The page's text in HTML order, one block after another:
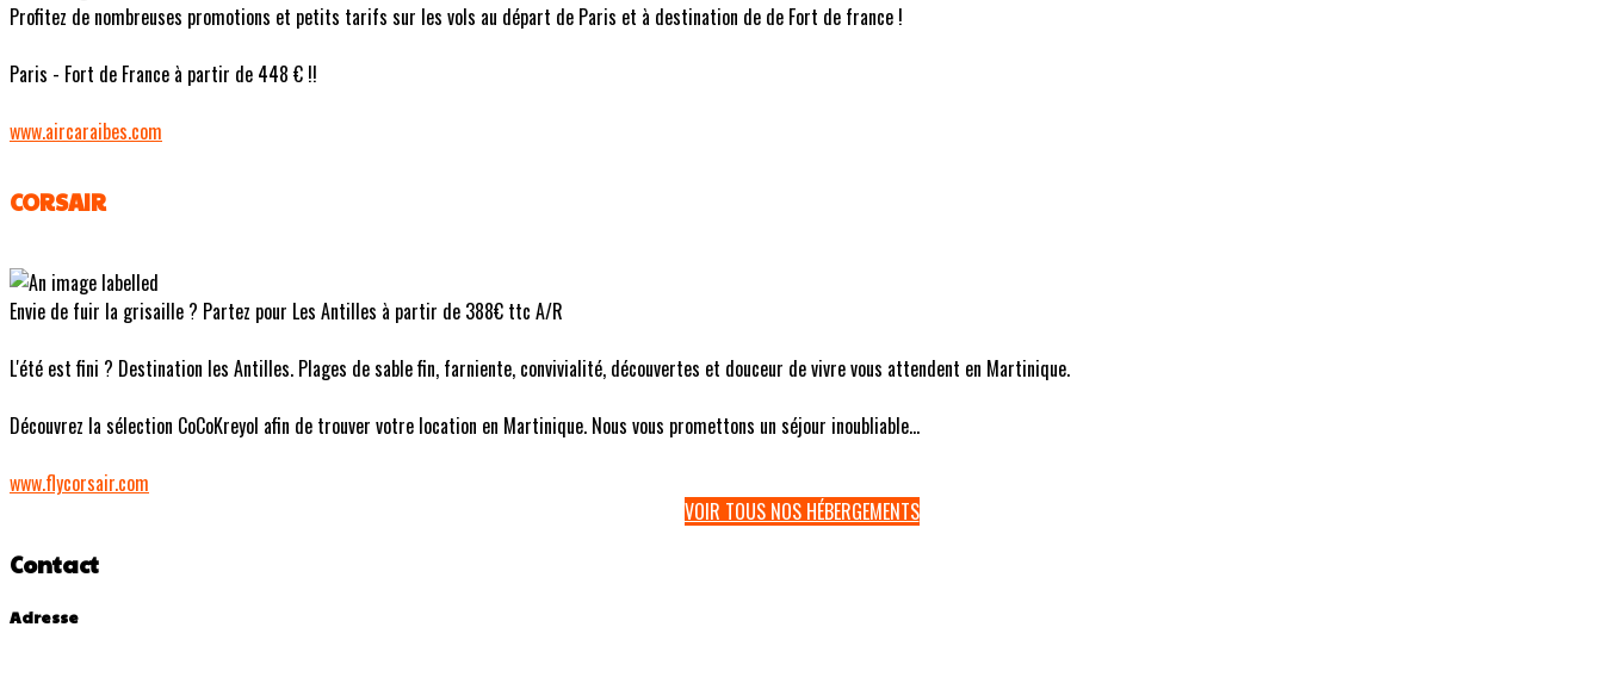
Profitez de nombreuses promotions et petits tarifs sur les vols au départ de Paris et à destination de de Fort de france !
Paris - Fort de France à partir de 448 € !!
www.aircaraibes.com
CORSAIR
Envie de fuir la grisaille ? Partez pour Les Antilles à partir de 388€ ttc A/R
L'été est fini ? Destination les Antilles. Plages de sable fin, farniente, convivialité, découvertes et douceur de vivre vous attendent en Martinique.
Découvrez la sélection CoCoKreyol afin de trouver votre location en Martinique. Nous vous promettons un séjour inoubliable...
www.flycorsair.com
VOIR TOUS NOS HÉBERGEMENTS
Contact
Adresse